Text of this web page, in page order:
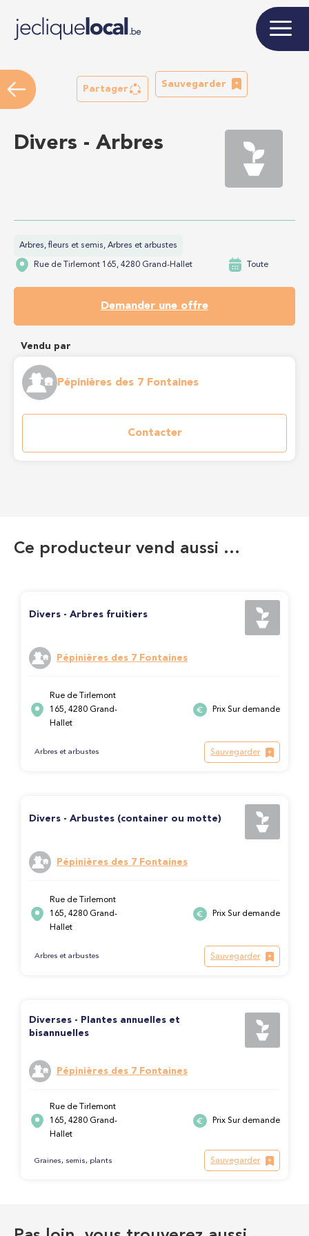
Partager
Sauvegarder
Divers - Arbres
Arbres, fleurs et semis, Arbres et arbustes
Rue de Tirlemont 165, 4280 Grand-Hallet Toute
Demander une offre
Vendu par
Pépinières des 7 Fontaines
Contacter
Ce producteur vend aussi …
Divers - Arbres fruitiers
Pépinières des 7 Fontaines
Rue de Tirlemont
165, 4280 Grand-
Hallet
Prix Sur demande
Arbres et arbustes Sauvegarder
Divers - Arbustes (container ou motte)
Pépinières des 7 Fontaines
Rue de Tirlemont
165, 4280 Grand-
Hallet
Prix Sur demande
Arbres et arbustes Sauvegarder
Diverses - Plantes annuelles et
bisannuelles
Pépinières des 7 Fontaines
Rue de Tirlemont
165, 4280 Grand-
Hallet
Prix Sur demande
Graines, semis, plants Sauvegarder